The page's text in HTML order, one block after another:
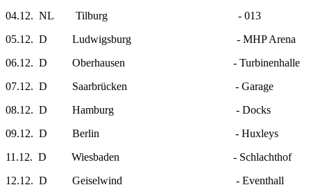
04.12. NL Tilburg - 013
05.12. D Ludwigsburg - MHP Arena
06.12. D Oberhausen - Turbinenhalle
07.12. D Saarbrücken - Garage
08.12. D Hamburg - Docks
09.12. D Berlin - Huxleys
11.12. D Wiesbaden - Schlachthof
12.12. D Geiselwind - Eventhall